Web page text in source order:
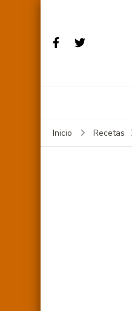
Inicio Recetas